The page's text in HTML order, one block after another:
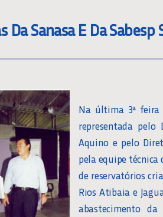
Da Sanasa E Da
Na última 3ª feira
representada
Aquino e pelo
pela equipe técnica
de reservatórios
Rios Atibaia e
abastecimento